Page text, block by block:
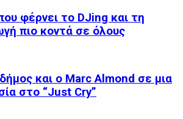
φέρνει το DJing και τη
πιο κοντά σε όλους
και ο Marc Almond σε μια
στο “Just Cry”